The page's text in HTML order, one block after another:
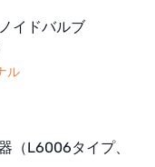
イドバルブ
ル
（L6006タイプ、